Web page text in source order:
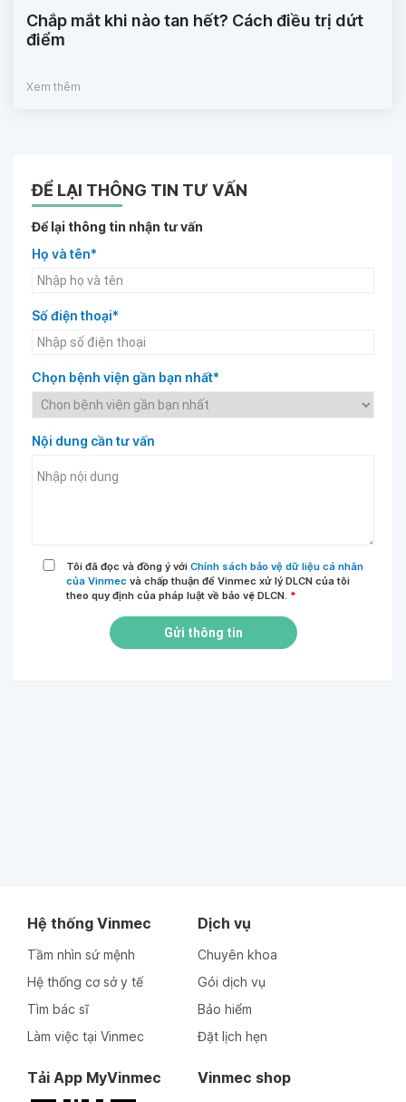
Chắp mắt khi nào tan hết? Cách điều trị dứt
điểm
Xem thêm
ĐỂ LẠI THÔNG TIN TƯ VẤN
Để lại thông tin nhận tư vấn
Họ và tên*
Số điện thoại*
Chọn bệnh viện gần bạn nhất*
Nội dung cần tư vấn
Tôi đã đọc và đồng ý với Chính sách bảo vệ dữ liệu cá nhân
của Vinmec và chấp thuận để Vinmec xử lý DLCN của tôi
theo quy định của pháp luật về bảo vệ DLCN. *
Gửi thông tin
Hệ thống Vinmec
Tầm nhìn sứ mệnh
Hệ thống cơ sở y tế
Tìm bác sĩ
Làm việc tại Vinmec
Dịch vụ
Chuyên khoa
Gói dịch vụ
Bảo hiểm
Đặt lịch hẹn
Tải App MyVinmec Vinmec shop